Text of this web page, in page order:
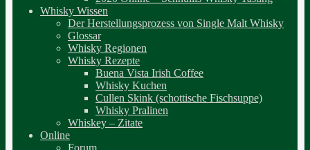
Whisky Wissen
Der Herstellungsprozess von Single Malt Whisky
Glossar
Whisky Regionen
Whisky Rezepte
Buena Vista Irish Coffee
Whisky Kuchen
Cullen Skink (schottische Fischsuppe)
Whisky Pralinen
Whiskey – Zitate
Online